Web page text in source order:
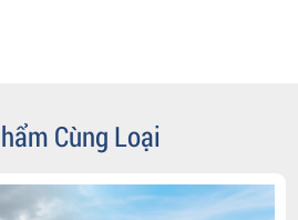
Cùng Loại